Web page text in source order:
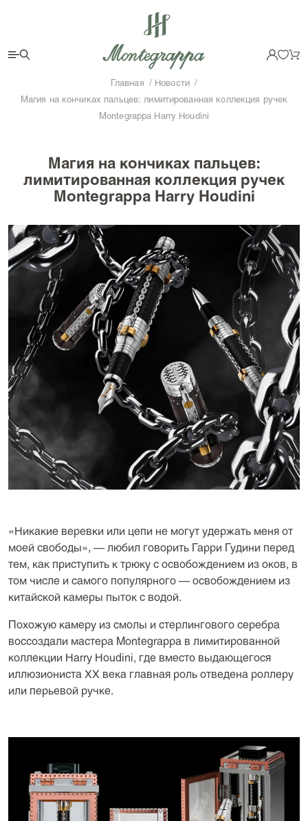
Главная
Новости
Магия на кончиках пальцев: лимитированная коллекция ручек
Montegrappa Harry Houdini
Магия на кончиках пальцев:
лимитированная коллекция ручек
Montegrappa Harry Houdini
«Никакие веревки или цепи не могут удержать меня от
моей свободы», — любил говорить Гарри Гудини перед
тем, как приступить к трюку с освобождением из оков, в
том числе и самого популярного — освобождением из
китайской камеры пыток с водой.
Похожую камеру из смолы и стерлингового серебра
воссоздали мастера Montegrappa в лимитированной
коллекции Harry Houdini, где вместо выдающегося
иллюзиониста XX века главная роль отведена роллеру
или перьевой ручке.